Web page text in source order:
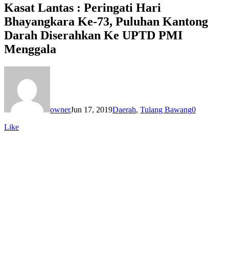
Kasat Lantas : Peringati Hari
Bhayangkara Ke-73, Puluhan Kantong
Darah Diserahkan Ke UPTD PMI
Menggala
ownerJun 17, 2019Daerah, Tulang Bawang0
Like